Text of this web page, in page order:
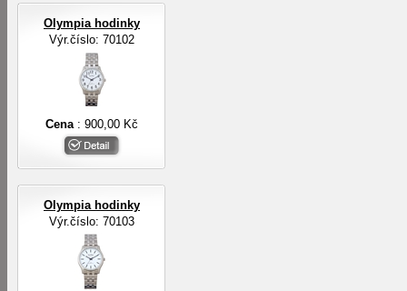
Olympia hodinky
Výr.číslo: 70102
Cena : 900,00 Kč
Olympia hodinky
Výr.číslo: 70103